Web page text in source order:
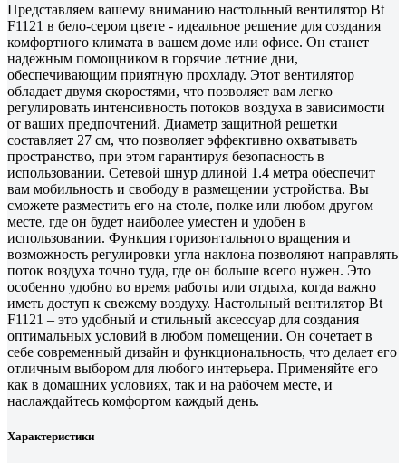
Представляем вашему вниманию настольный вентилятор Bt
F1121 в бело-сером цвете - идеальное решение для создания
комфортного климата в вашем доме или офисе. Он станет
надежным помощником в горячие летние дни,
обеспечивающим приятную прохладу. Этот вентилятор
обладает двумя скоростями, что позволяет вам легко
регулировать интенсивность потоков воздуха в зависимости
от ваших предпочтений. Диаметр защитной решетки
составляет 27 см, что позволяет эффективно охватывать
пространство, при этом гарантируя безопасность в
использовании. Сетевой шнур длиной 1.4 метра обеспечит
вам мобильность и свободу в размещении устройства. Вы
сможете разместить его на столе, полке или любом другом
месте, где он будет наиболее уместен и удобен в
использовании. Функция горизонтального вращения и
возможность регулировки угла наклона позволяют направлять
поток воздуха точно туда, где он больше всего нужен. Это
особенно удобно во время работы или отдыха, когда важно
иметь доступ к свежему воздуху. Настольный вентилятор Bt
F1121 – это удобный и стильный аксессуар для создания
оптимальных условий в любом помещении. Он сочетает в
себе современный дизайн и функциональность, что делает его
отличным выбором для любого интерьера. Применяйте его
как в домашних условиях, так и на рабочем месте, и
наслаждайтесь комфортом каждый день.
Характеристики